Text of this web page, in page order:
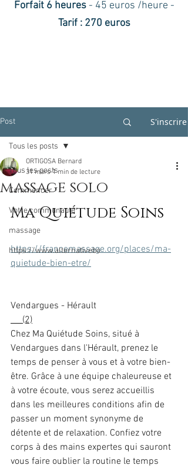
Forfait 6 heures- 45 euros /heure -
Tarif : 270 euros
Post S'inscrire
Tous les posts
Commencer
Votre communauté
massage
https://www.alternativebo
Tous les posts
massage solo
ORTIGOSA Bernard
31 mars 1 min de lecture
Ma Quiétude Soins
https://francemassage.org/places/ma-
quietude-bien-etre/
Vendargues - Hérault
(2)
Chez Ma Quiétude Soins, situé à
Vendargues dans l'Hérault, prenez le
temps de penser à vous et à votre bien-
être. Grâce à une équipe chaleureuse et
à votre écoute, vous serez accueillis
dans les meilleures conditions afin de
passer un moment synonyme de
détente et de relaxation. Confiez votre
corps à des mains expertes qui sauront
vous faire oublier la routine le temps